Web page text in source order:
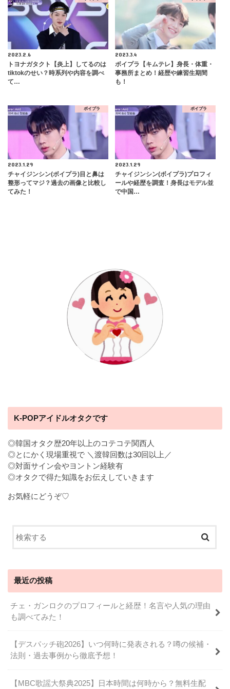
2023.2.6
トヨナガタクト【炎上】してるのは
tiktokのせい？時系列や内容を調べ
て…
2023.3.4
ボイプラ【キムテレ】身長・体重・
事務所まとめ！経歴や練習生期間
も！
ボイプラ
2023.1.29
チャイジンシン(ボイプラ)目と鼻は
整形ってマジ？過去の画像と比較し
てみた！
ボイプラ
2023.1.29
チャイジンシン(ボイプラ)プロフィ
ールや経歴を調査！身長はモデル並
で中国…
K-POPアイドルオタクです
◎韓国オタク歴20年以上のコテコテ関西人
◎とにかく現場重視で ＼渡韓回数は30回以上／
◎対面サイン会やヨントン経験有
◎オタクで得た知識をお伝えしていきます
お気軽にどうぞ♡
最近の投稿
チェ・ガンロクのプロフィールと経歴！名言や人気の理由
も調べてみた！
【デスパッチ砲2026】いつ何時に発表される？噂の候補・
法則・過去事例から徹底予想！
【MBC歌謡大祭典2025】日本時間は何時から？無料生配